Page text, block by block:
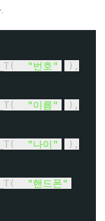
"번호"
),
"이름"
),
"나이"
),
"핸드폰"